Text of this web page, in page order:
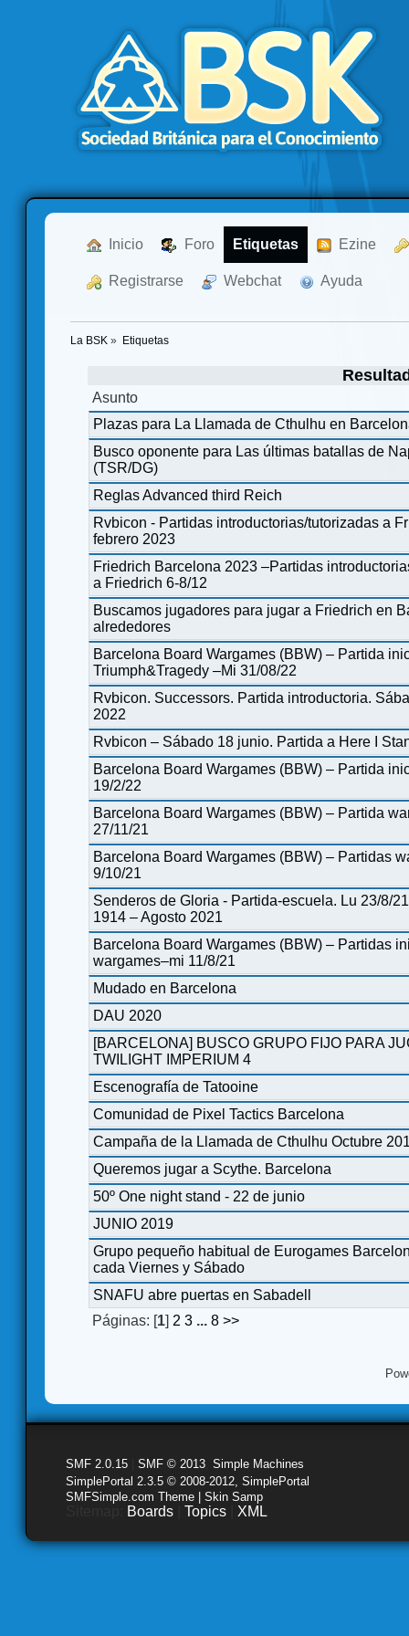
Inicio Foro Etiquetas Ezine
Registrarse Webchat Ayuda
La BSK » Etiquetas
Asunto
Plazas para La Llamada de Cthulhu en
Busco oponente para Las últimas batallas de
(TSR/DG)
Reglas Advanced third Reich
Rvbicon - Partidas introductorias/tutorizadas a
febrero 2023
Friedrich Barcelona 2023 –Partidas
a Friedrich 6-8/12
Buscamos jugadores para jugar a Friedrich en
alrededores
Barcelona Board Wargames (BBW) – Partida
Triumph&Tragedy –Mi 31/08/22
Rvbicon. Successors. Partida introductoria.
2022
Rvbicon – Sábado 18 junio. Partida a Here I
Barcelona Board Wargames (BBW) – Partida
19/2/22
Barcelona Board Wargames (BBW) – Partida
27/11/21
Barcelona Board Wargames (BBW) – Partidas
9/10/21
Senderos de Gloria - Partida-escuela. Lu 23/8/
1914 – Agosto 2021
Barcelona Board Wargames (BBW) – Partidas
wargames–mi 11/8/21
Mudado en Barcelona
DAU 2020
[BARCELONA] BUSCO GRUPO FIJO PARA
TWILIGHT IMPERIUM 4
Escenografía de Tatooine
Comunidad de Pixel Tactics Barcelona
Campaña de la Llamada de Cthulhu Octubre
Queremos jugar a Scythe. Barcelona
50º One night stand - 22 de junio
JUNIO 2019
Grupo pequeño habitual de Eurogames
cada Viernes y Sábado
SNAFU abre puertas en Sabadell
Páginas: [1] 2 3 ... 8 >>
SMF 2.0.15 SMF © 2013 Simple Machines
SimplePortal 2.3.5 © 2008-2012, SimplePortal
SMFSimple.com Theme | Skin Samp
Boards Topics XML